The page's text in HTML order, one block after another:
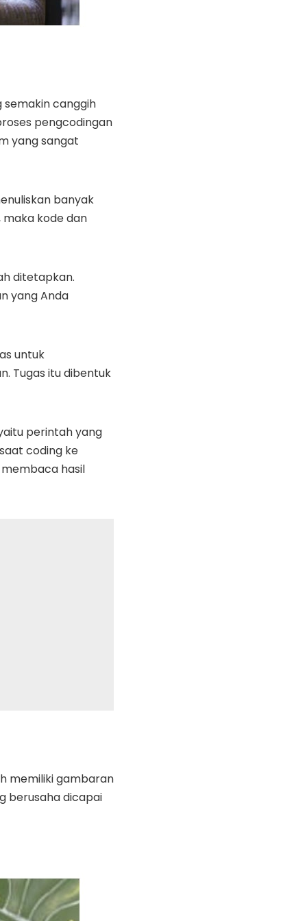
semakin canggih
pengcodingan
yang sangat
banyak
kode dan
ditetapkan.
yang Anda
untuk
Tugas itu dibentuk
perintah yang
coding ke
hasil
memiliki gambaran
berusaha dicapai